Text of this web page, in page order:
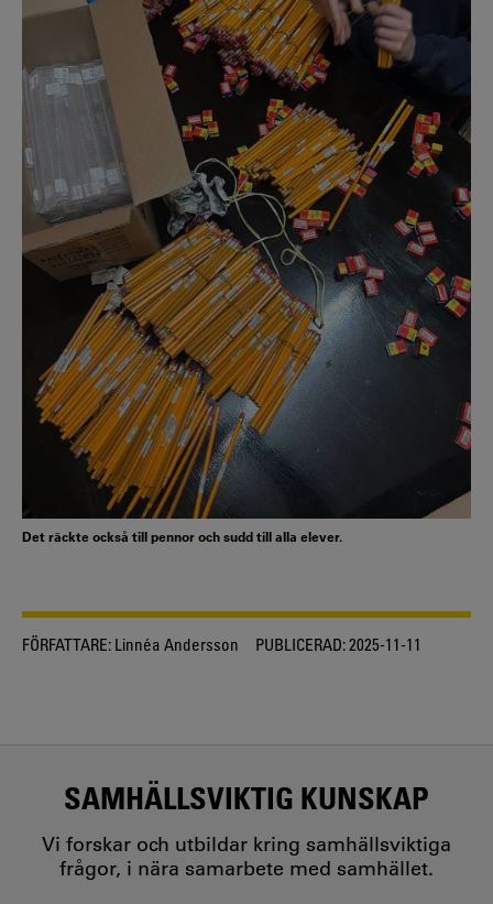
Det räckte också till pennor och sudd till alla elever.
FÖRFATTARE: Linnéa Andersson PUBLICERAD:2025-11-11
SAMHÄLLSVIKTIG KUNSKAP
Vi forskar och utbildar kring samhällsviktiga
frågor, i nära samarbete med samhället.